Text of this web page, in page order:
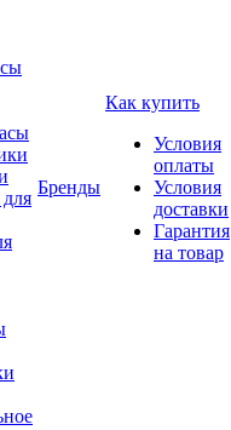
Бренды
Как купить
Условия
оплаты
Условия
доставки
Гарантия
на товар